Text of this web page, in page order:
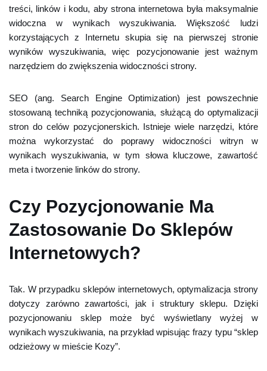
treści, linków i kodu, aby strona internetowa była maksymalnie
widoczna w wynikach wyszukiwania. Większość ludzi
korzystających z Internetu skupia się na pierwszej stronie
wyników wyszukiwania, więc pozycjonowanie jest ważnym
narzędziem do zwiększenia widoczności strony.
SEO (ang. Search Engine Optimization) jest powszechnie
stosowaną techniką pozycjonowania, służącą do optymalizacji
stron do celów pozycjonerskich. Istnieje wiele narzędzi, które
można wykorzystać do poprawy widoczności witryn w
wynikach wyszukiwania, w tym słowa kluczowe, zawartość
meta i tworzenie linków do strony.
Czy Pozycjonowanie Ma
Zastosowanie Do Sklepów
Internetowych?
Tak. W przypadku sklepów internetowych, optymalizacja strony
dotyczy zarówno zawartości, jak i struktury sklepu. Dzięki
pozycjonowaniu sklep może być wyświetlany wyżej w
wynikach wyszukiwania, na przykład wpisując frazy typu “sklep
odzieżowy w mieście Kozy”.